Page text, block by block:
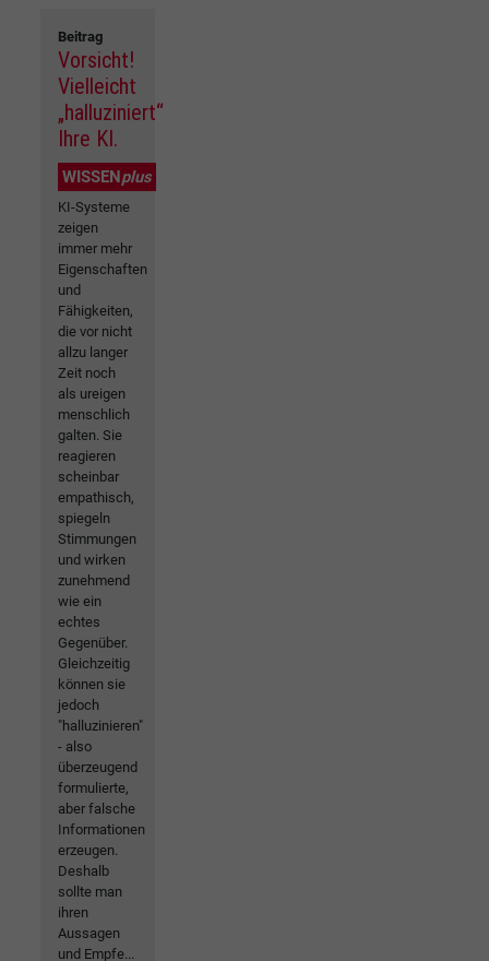
Beitrag
Vorsicht!
Vielleicht
„halluziniert“
Ihre KI.
WISSEN plus
KI-Systeme
zeigen
immer mehr
Eigenschaften
und
Fähigkeiten,
die vor nicht
allzu langer
Zeit noch
als ureigen
menschlich
galten. Sie
reagieren
scheinbar
empathisch,
spiegeln
Stimmungen
und wirken
zunehmend
wie ein
echtes
Gegenüber.
Gleichzeitig
können sie
jedoch
"halluzinieren"
- also
überzeugend
formulierte,
aber falsche
Informationen
erzeugen.
Deshalb
sollte man
ihren
Aussagen
und Empfe...